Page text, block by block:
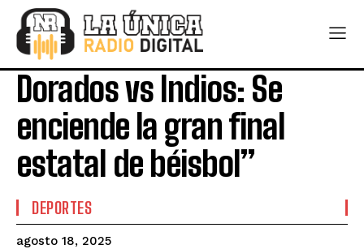
Dorados vs Indios: Se
enciende la gran final
estatal de béisbol”
DEPORTES
agosto 18, 2025